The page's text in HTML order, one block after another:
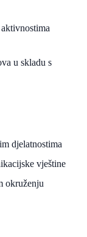
u skladu s
djelatnostima
vještine
okruženju